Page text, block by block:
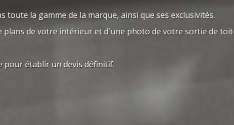
la gamme de la marque, ainsi que ses exclusivités.
plans de votre intérieur et d'une photo de votre sortie de
pour établir un devis définitif.